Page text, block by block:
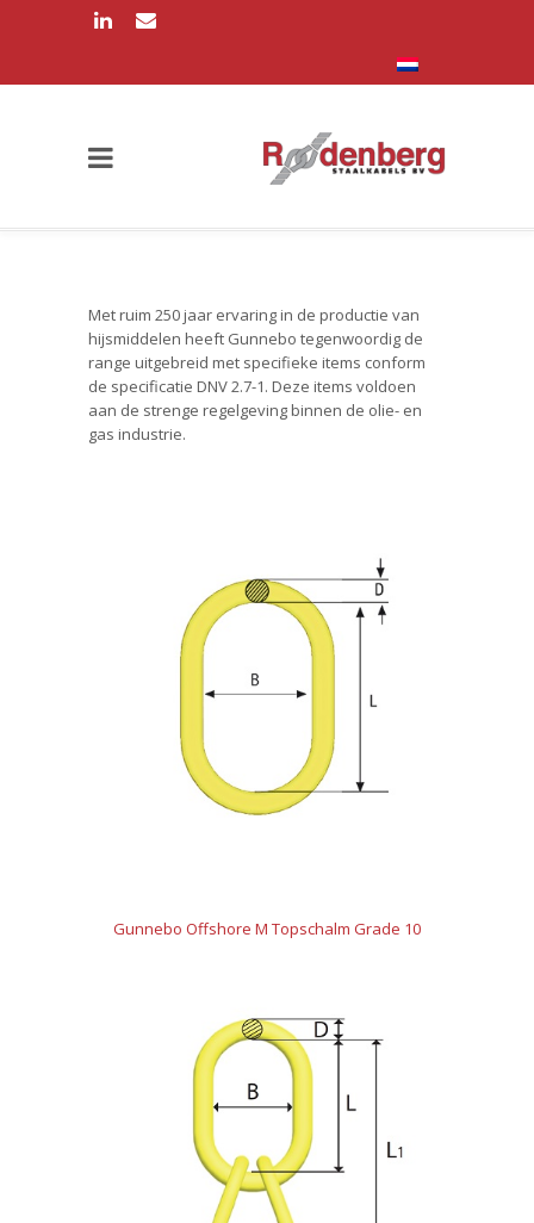
Met ruim 250 jaar ervaring in de productie van
hijsmiddelen heeft Gunnebo tegenwoordig de
range uitgebreid met specifieke items conform
de specificatie DNV 2.7-1. Deze items voldoen
aan de strenge regelgeving binnen de olie- en
gas industrie.
Gunnebo Offshore M Topschalm Grade 10